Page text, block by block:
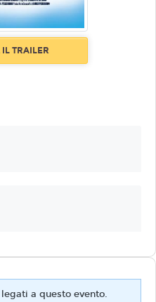
TRAILER
a questo evento.